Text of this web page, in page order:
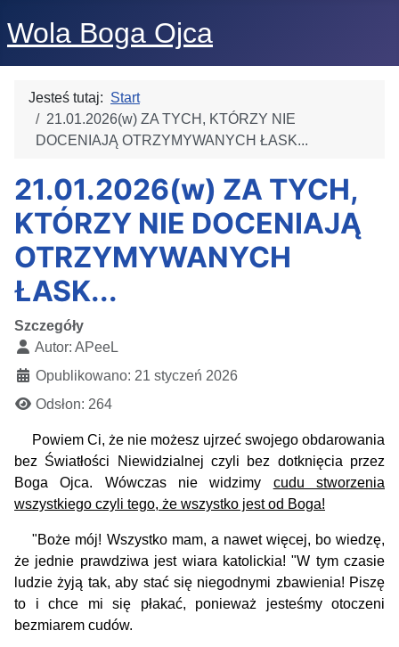
Wola Boga Ojca
Jesteś tutaj: Start
21.01.2026(w) ZA TYCH, KTÓRZY NIE
DOCENIAJĄ OTRZYMYWANYCH ŁASK...
21.01.2026(w) ZA TYCH,
KTÓRZY NIE DOCENIAJĄ
OTRZYMYWANYCH
ŁASK...
Szczegóły
Autor: APeeL
Opublikowano: 21 styczeń 2026
Odsłon: 264
Powiem Ci, że nie możesz ujrzeć swojego obdarowania
bez Światłości Niewidzialnej czyli bez dotknięcia przez
Boga Ojca. Wówczas nie widzimy cudu stworzenia
wszystkiego czyli tego, że wszystko jest od Boga!
"Boże mój! Wszystko mam, a nawet więcej, bo wiedzę,
że jednie prawdziwa jest wiara katolickia! "W tym czasie
ludzie żyją tak, aby stać się niegodnymi zbawienia! Piszę
to i chce mi się płakać, ponieważ jesteśmy otoczeni
bezmiarem cudów.